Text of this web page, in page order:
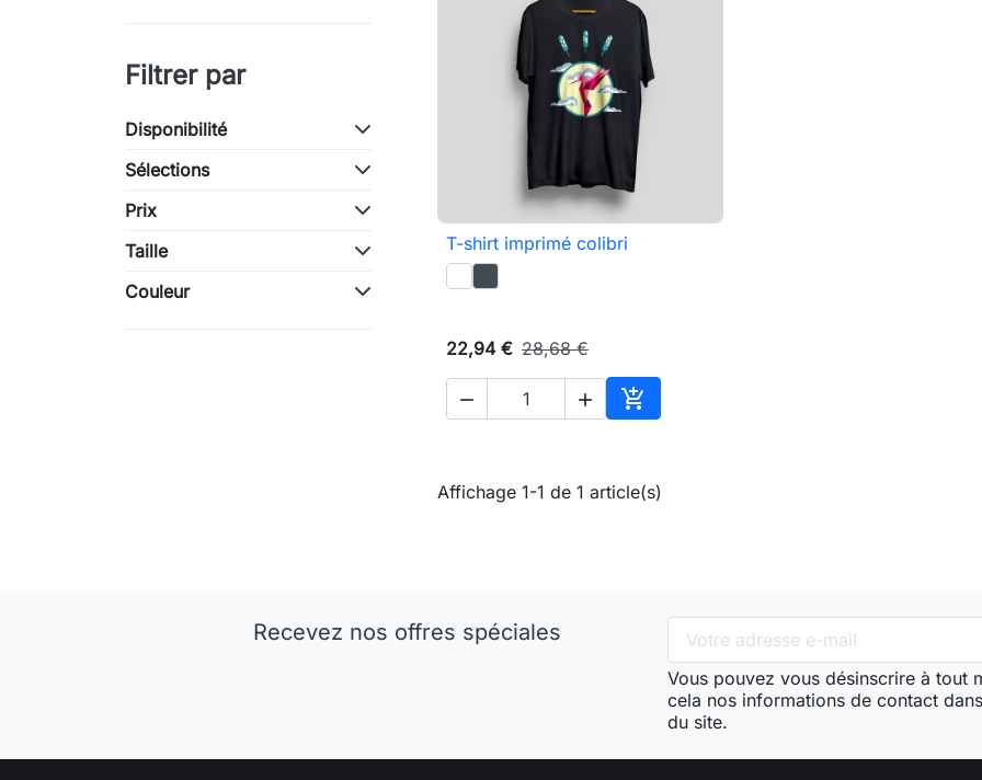
Filtrer par
Disponibilité
Sélections
Prix
Taille
Couleur
 Aperçu rapide
T-shirt imprimé colibri
22,94 € 28,68 €
  
Ajouter au panier
Affichage 1-1 de 1 article(s)
Recevez nos offres spéciales
Vous pouvez vous désinscrire à tout
cela nos informations de contact
du site.